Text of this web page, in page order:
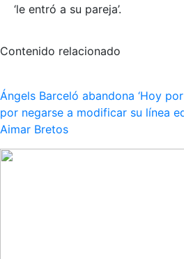
‘le entró a su pareja’.
Contenido relacionado
Ángels Barceló abandona ‘Hoy
por negarse a modificar su línea
Aimar Bretos